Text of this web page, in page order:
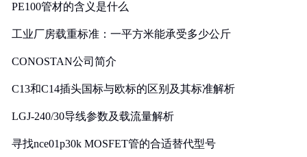
PE100管材的含义是什么
工业厂房载重标准：一平方米能承受多少公斤
CONOSTAN公司简介
C13和C14插头国标与欧标的区别及其标准解析
LGJ-240/30导线参数及载流量解析
寻找nce01p30k MOSFET管的合适替代型号